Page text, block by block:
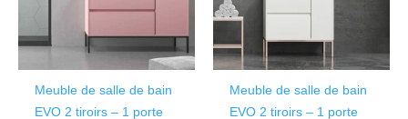
Meuble de salle de bain
EVO 2 tiroirs – 1 porte
options
peuvent
Meuble de salle de bain
EVO 2 tiroirs – 1 porte